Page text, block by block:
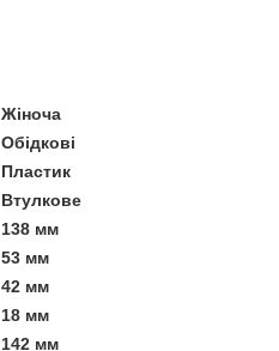
Жіноча
Обідкові
Пластик
Втулкове
138 мм
53 мм
42 мм
18 мм
142 мм